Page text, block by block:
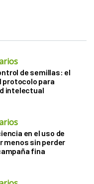
de semillas: el
protocolo para
intelectual
en el uso de
sin perder
fina